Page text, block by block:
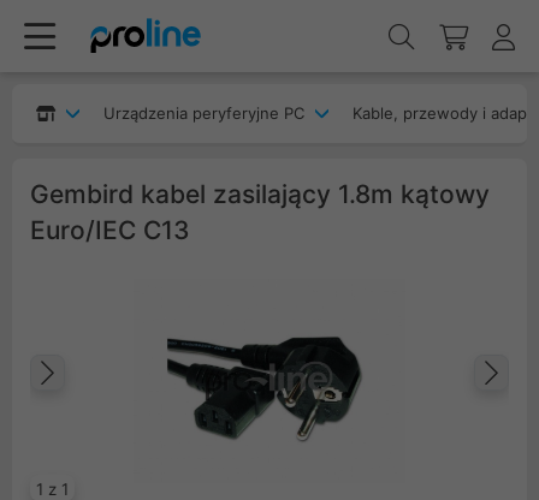
Urządzenia peryferyjne PC Kable, przewody i
Gembird kabel zasilający 1.8m kątowy
Euro/IEC C13
1 z 1
Poprzedni